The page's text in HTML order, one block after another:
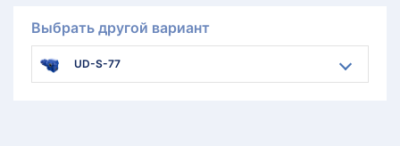
Выбрать другой вариант
UD-S-77